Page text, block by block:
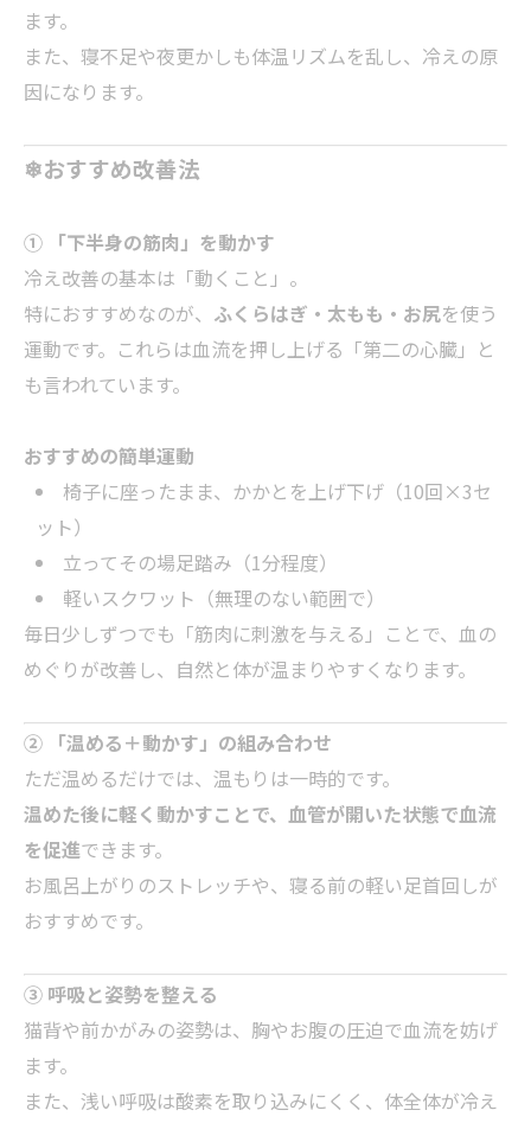
ます。
また、寝不足や夜更かしも体温リズムを乱し、冷えの原
因になります。
❄おすすめ改善法
① 「下半身の筋肉」を動かす
冷え改善の基本は「動くこと」。
特におすすめなのが、 ふくらはぎ・太もも・お尻を使う
運動です。これらは血流を押し上げる「第二の心臓」と
も言われています。
おすすめの簡単運動
椅子に座ったまま、かかとを上げ下げ（10回×3セ
ット）
立ってその場足踏み（1分程度）
軽いスクワット（無理のない範囲で）
毎日少しずつでも「筋肉に刺激を与える」ことで、血の
めぐりが改善し、自然と体が温まりやすくなります。
② 「温める＋動かす」の組み合わせ
ただ温めるだけでは、温もりは一時的です。
温めた後に軽く動かすことで、血管が開いた状態で血流
を促進できます。
お風呂上がりのストレッチや、寝る前の軽い足首回しが
おすすめです。
③ 呼吸と姿勢を整える
猫背や前かがみの姿勢は、胸やお腹の圧迫で血流を妨げ
ます。
また、浅い呼吸は酸素を取り込みにくく、体全体が冷え